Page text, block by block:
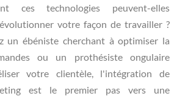
ces technologies peuvent-elles
votre façon de travailler ?
un ébéniste cherchant à optimiser la
ou un prothésiste ongulaire
votre clientèle, l'intégration de
est le premier pas vers une